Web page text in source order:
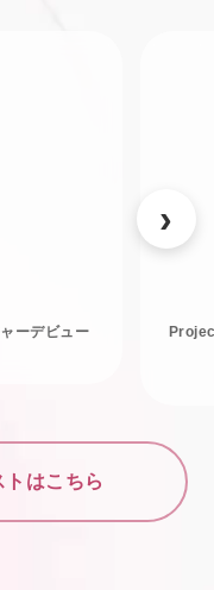
ーデビュー
はこちら